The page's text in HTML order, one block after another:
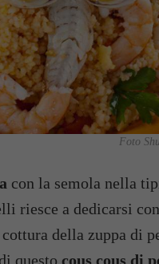
Foto
con la semola nella
riesce a dedicarsi
della zuppa di
questo cous cous di